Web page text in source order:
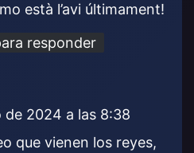
està l’avi últimament!
responder
de 2024 a las 8:38
que vienen los reyes,